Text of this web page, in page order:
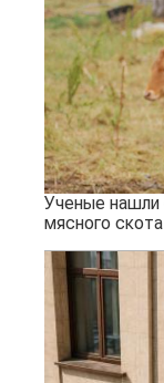
Ученые нашли
мясного скота